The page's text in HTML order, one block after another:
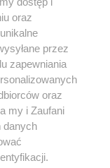
oraz
przez
zapewniania
oraz
my i Zaufani
danych